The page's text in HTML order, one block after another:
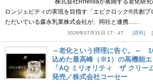
株式会社Rhelixaが展開する老化研究
ロンジェビティの実現を目指す「エピクロック®共創プ
ただいている森永乳業株式会社が、同社と連携……
2026年07月31日 17：47 原料
～老化という摂理に告ぐ。～
込めた最高峰（※1）の高機能
「AQ ミリオリティ ザ クリー
発売／株式会社コーセー